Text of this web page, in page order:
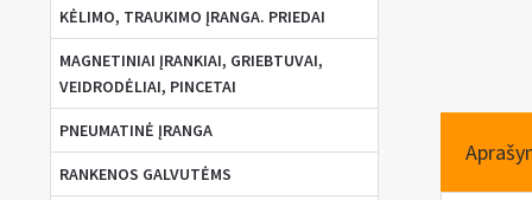
KĖLIMO, TRAUKIMO ĮRANGA. PRIEDAI
MAGNETINIAI ĮRANKIAI, GRIEBTUVAI,
VEIDRODĖLIAI, PINCETAI
PNEUMATINĖ ĮRANGA
RANKENOS GALVUTĖMS